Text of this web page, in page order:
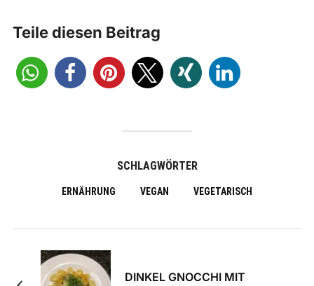
Teile diesen Beitrag
SCHLAGWÖRTER
ERNÄHRUNG VEGAN VEGETARISCH
DINKEL GNOCCHI MIT